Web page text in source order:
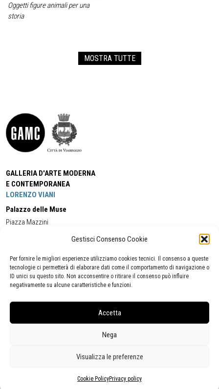
Gestisci Consenso Cookie
Per fornire le migliori esperienze utilizziamo cookies tecnici. Il consenso a queste
tecnologie ci permetterà di elaborare dati come il comportamento di navigazione o
ID unici su questo sito. Non acconsentire o ritirare il consenso può influire
negativamente su alcune caratteristiche e funzioni.
Accetta
Nega
Visualizza le preferenze
Cookie PolicyPrivacy policy
Oggetti figure animali per una
storia
MOSTRA TUTTE
GALLERIA D'ARTE MODERNA
E CONTEMPORANEA
LORENZO VIANI
Palazzo delle Muse
Piazza Mazzini
Cell:+39 338 5714978 (orario apertura Galleria)
Tel:
+39 0584 944580
(orario 09.00/13.00)
Email:gamc@comune.viareggio.lu.it
Segnalazione di inaccessibilità